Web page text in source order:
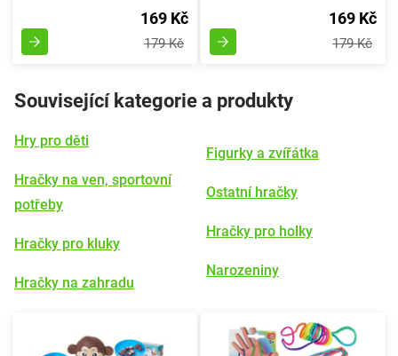
169 Kč
179 Kč
169 Kč
179 Kč
Související kategorie a produkty
Hry pro děti
Hračky na ven, sportovní
potřeby
Hračky pro kluky
Hračky na zahradu
Figurky a zvířátka
Ostatní hračky
Hračky pro holky
Narozeniny